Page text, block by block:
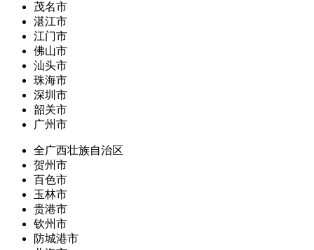
茂名市
湛江市
江门市
佛山市
汕头市
珠海市
深圳市
韶关市
广州市
全广西壮族自治区
贺州市
百色市
玉林市
贵港市
钦州市
防城港市